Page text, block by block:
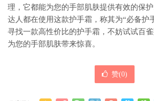
理，它都能为您的手部肌肤提供有效的保
达人都在使用这款护手霜，称其为“必备护
寻找一款高性价比的护手霜，不妨试试百
为您的手部肌肤带来惊喜。
赞(0)